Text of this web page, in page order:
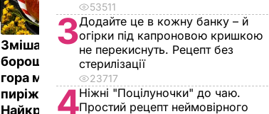
Змішайте це з
борошном – і ціла
гора м'яких, наче пух,
пиріжків готова.
Найкращий рецепт
Три важливі кроки – і
ваш салат із буряку
7 серпня, 17.29БУЛЬВАР
53511
3Додайте це в кожну банку – й
огірки під капроновою кришкою
не перекиснуть. Рецепт без
стерилізації
23717
4Ніжні "Поцілуночки" до чаю.
Простий рецепт неймовірного